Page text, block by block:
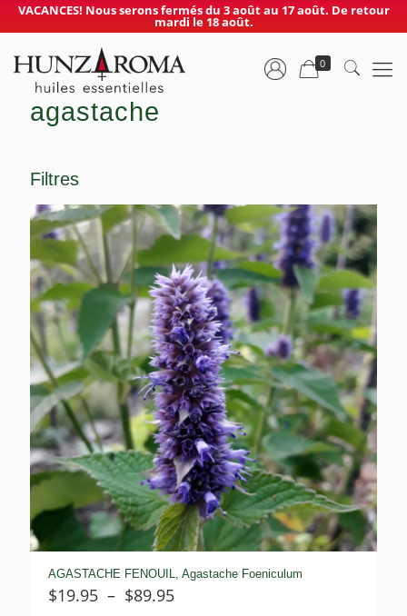
VACANCES! Nous serons fermés du 3 août au 17 août. De retour
mardi le 18 août.
0
agastache
Filtres
AGASTACHE FENOUIL, Agastache Foeniculum
$19.95 – $89.95Plage